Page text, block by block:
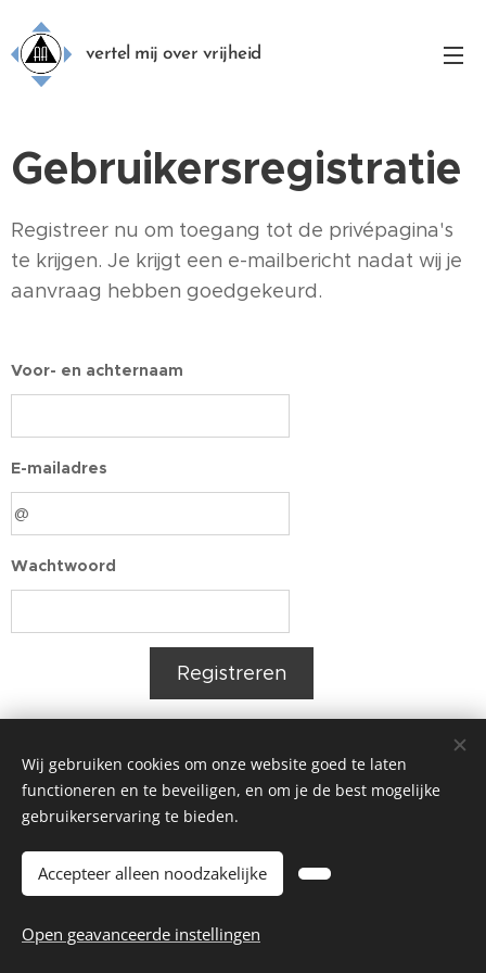
vertel mij over vrijheid
Gebruikersregistratie
Registreer nu om toegang tot de privépagina's
te krijgen. Je krijgt een e-mailbericht nadat wij je
aanvraag hebben goedgekeurd.
Voor- en achternaam
E-mailadres
Wachtwoord
Registreren
© 2025-'26 Seefhoek 2060 All rights reserved
Wij gebruiken cookies om onze website goed te laten
functioneren en te beveiligen, en om je de best mogelijke
gebruikerservaring te bieden.
Accepteer alleen noodzakelijke
Open geavanceerde instellingen